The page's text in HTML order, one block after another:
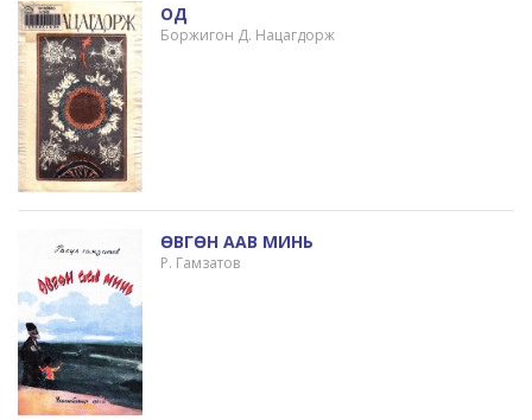
ОД
Боржигон Д. Нацагдорж
ӨВГӨН ААВ МИНЬ
Р. Гамзатов